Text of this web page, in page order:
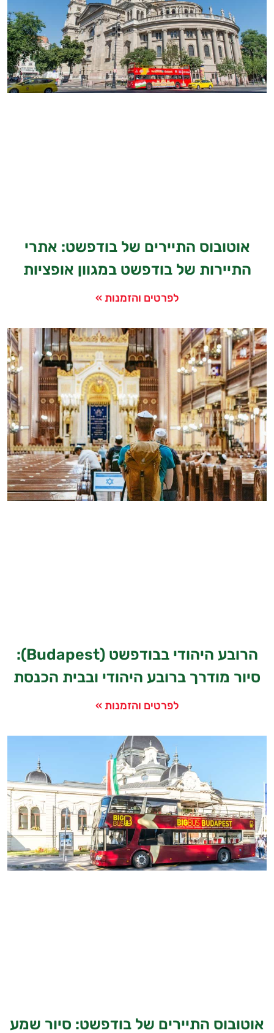
אוטובוס התיירים של בודפשט: אתרי
התיירות של בודפשט במגוון אופציות
לפרטים והזמנות »
הרובע היהודי בבודפשט (Budapest):
סיור מודרך ברובע היהודי ובבית הכנסת
לפרטים והזמנות »
אוטובוס התיירים של בודפשט: סיור שמע